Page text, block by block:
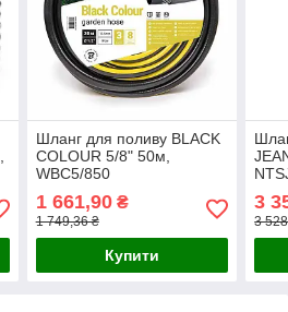
Шланг для поливу BLACK
COLOUR 5/8" 50м,
WBC5/850
1 661,90₴
1 749,36 ₴
Купити
3
3